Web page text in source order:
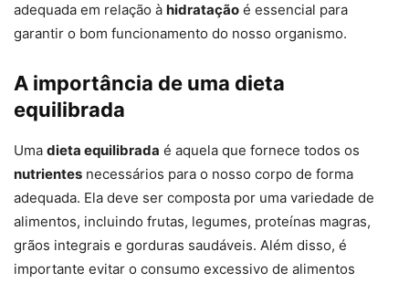
adequada em relação à hidratação é essencial para
garantir o bom funcionamento do nosso organismo.
A importância de uma dieta
equilibrada
Uma dieta equilibrada é aquela que fornece todos os
nutrientes necessários para o nosso corpo de forma
adequada. Ela deve ser composta por uma variedade de
alimentos, incluindo frutas, legumes, proteínas magras,
grãos integrais e gorduras saudáveis. Além disso, é
importante evitar o consumo excessivo de alimentos